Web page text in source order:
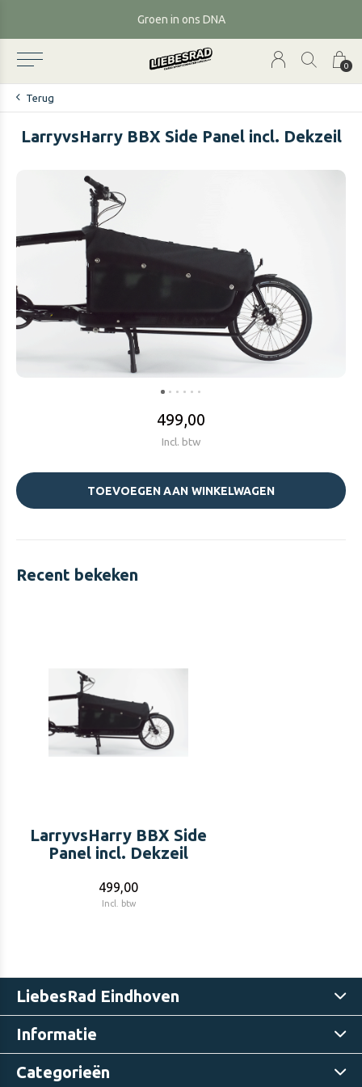
0
Groen in ons DNA
Terug
LarryvsHarry BBX Side Panel incl. Dekzeil
499,00
Incl. btw
TOEVOEGEN AAN WINKELWAGEN
Recent bekeken
LarryvsHarry BBX Side
Panel incl. Dekzeil
499,00
Incl. btw
LiebesRad Eindhoven
Informatie
Categorieën